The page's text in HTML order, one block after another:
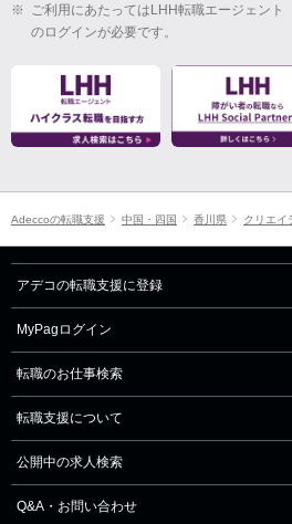
※ ご利用にあたってはLHH転職エージェン
のログインが必要です。
Adeccoの転職支援 中国・四国 香川県 クリエイ
アデコの転職支援に登録
MyPagログイン
転職のお仕事検索
転職支援について
公開中の求人検索
Q&A・お問い合わせ